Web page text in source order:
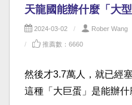
天龍國能辦什麼「大
2024-03-02 Rober Wang
推薦數：6660
然後才3.7萬人，就已經
這種「大巨蛋」是能辦